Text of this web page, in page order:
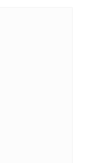
za one koji gase
isušenom dnu
satelitski internet